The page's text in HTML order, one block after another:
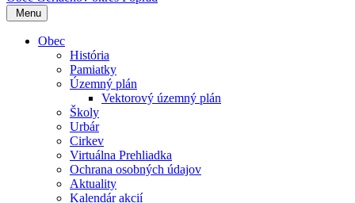
Menu
Obec
História
Pamiatky
Územný plán
Vektorový územný plán
Školy
Urbár
Cirkev
Virtuálna Prehliadka
Ochrana osobných údajov
Aktuality
Kalendár akcií